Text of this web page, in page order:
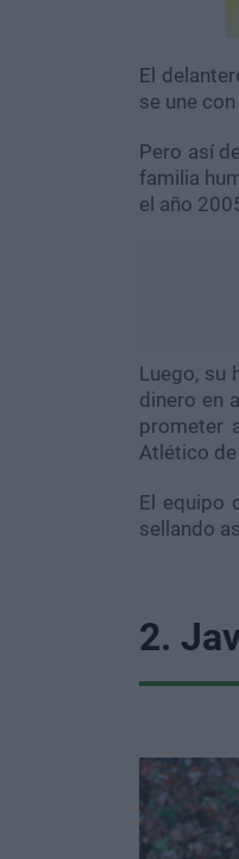
El
se une
Pero así
familia
el año
Luego, su
dinero en
prometer
Atlético
El equipo
sellando
2.